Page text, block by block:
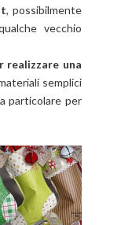
, possibilmente
vecchio
realizzare una
semplici
particolare per